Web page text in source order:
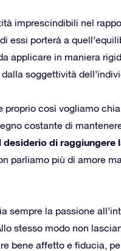
imprescindibili nel
essi porterà a
applicare in maniera
soggettività
proprio così vogliamo
costante di
desiderio di raggiungere
parliamo più di amore
sempre la passione
stesso modo non
bene affetto e fiducia,